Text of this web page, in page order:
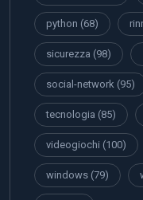
python (68)
sicurezza (98)
social-network (95)
tecnologia (85)
videogiochi (100)
windows (79)